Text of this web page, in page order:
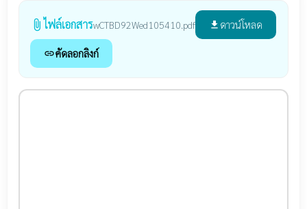
attach_file ไฟล์เอกสารwCTBD92Wed105410.pdf file_download ดาวน์โหลด
linkคัดลอกลิงก์